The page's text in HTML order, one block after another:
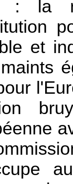
: la
et